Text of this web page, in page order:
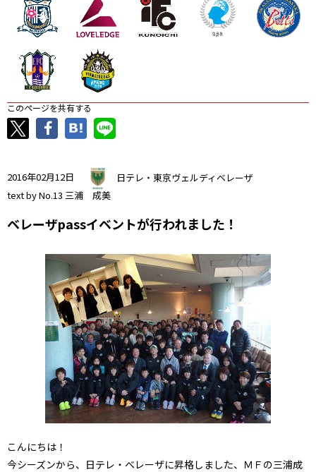
このページを共有する
2016年02月12日
日テレ・東京ヴェルディベレーザ
text by No.13 三浦 成美
ベレーザpassイベントが行われました！
こんにちは！
今シーズンから、日テレ・ベレーザに昇格しました、ＭＦの三浦成